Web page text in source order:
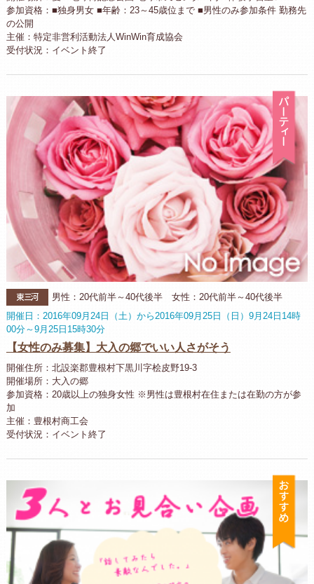
参加資格：■独身男女 ■年齢：23～45歳位まで ■男性のみ参加条件 勤務先
の公開
主催：特定非営利活動法人WinWin育成協会
受付状況：イベント終了
パ
東三河
男性：20代前半～40代後半 女性：20代前半～40代後半
開催日：2016年09月24日（土）から2016年09月25日（日）9月24日14時
00分～9月25日15時30分
【女性のみ募集】大入の郷でいい人さがそう
開催住所：北設楽郡豊根村下黒川字桧皮野19-3
開催場所：大入の郷
参加資格：20歳以上の独身女性 ※男性は豊根村在住または在勤の方が参
加
主催：豊根村商工会
受付状況：イベント終了
お